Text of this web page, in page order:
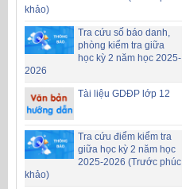
khảo)
Tra cứu số báo danh,
phòng kiểm tra giữa
học kỳ 2 năm học 2025-
2026
Tài liệu GDĐP lớp 12
Tra cứu điểm kiểm tra
giữa học kỳ 2 năm học
2025-2026 (Trước phúc
khảo)